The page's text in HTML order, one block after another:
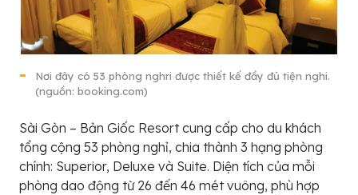
Nơi đây có 53 phòng nghri được thiết kế đầy đủ tiện nghi.
(nguồn: booking.com)
Sài Gòn – Bản Giốc Resort cung cấp cho du khách
tổng cộng 53 phòng nghỉ, chia thành 3 hạng phòng
chính: Superior, Deluxe và Suite. Diện tích của mỗi
phòng dao động từ 26 đến 46 mét vuông, phù hợp